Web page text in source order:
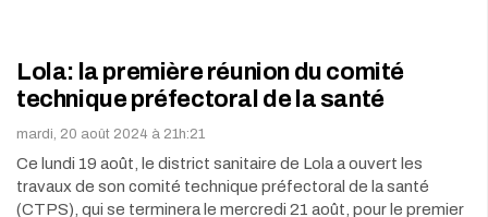
Lola: la première réunion du comité
technique préfectoral de la santé
mardi, 20 août 2024 à 21h:21
Ce lundi 19 août, le district sanitaire de Lola a ouvert les
travaux de son comité technique préfectoral de la santé
(CTPS), qui se terminera le mercredi 21 août, pour le premier